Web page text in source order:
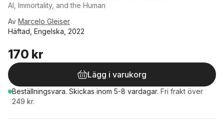
AI, Immortality, and the Human
Av Marcelo Gleiser
Häftad, Engelska, 2022
170 kr
Lägg i varukorg
Beställningsvara. Skickas inom 5-8 vardagar. Fri frakt över
249 kr.